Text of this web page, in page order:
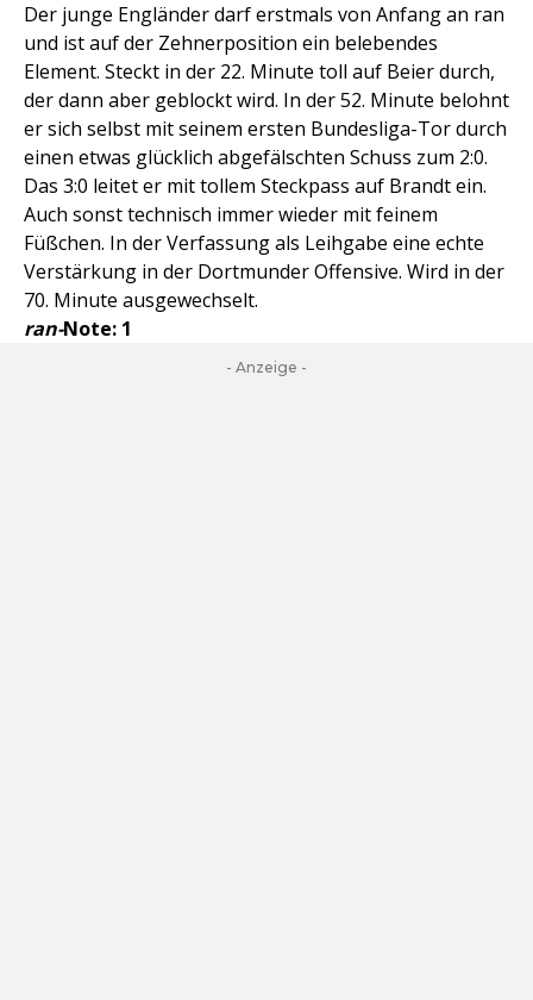
Der junge Engländer darf erstmals von Anfang an ran
und ist auf der Zehnerposition ein belebendes
Element. Steckt in der 22. Minute toll auf Beier durch,
der dann aber geblockt wird. In der 52. Minute belohnt
er sich selbst mit seinem ersten Bundesliga-Tor durch
einen etwas glücklich abgefälschten Schuss zum 2:0.
Das 3:0 leitet er mit tollem Steckpass auf Brandt ein.
Auch sonst technisch immer wieder mit feinem
Füßchen. In der Verfassung als Leihgabe eine echte
Verstärkung in der Dortmunder Offensive. Wird in der
70. Minute ausgewechselt.
ran-Note: 1
- Anzeige -